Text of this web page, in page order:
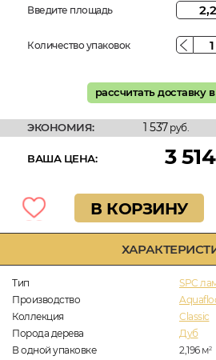
Тип
SPC
Производство
Коллекция
Classic
Порода дерева
Дуб
В одной упаковке
2,196 м2
Введите площадь
Количество упаковок
рассчитать доставку
ЭКОНОМИЯ: 1 537руб.
ВАША ЦЕНА: 3 514
В КОРЗИНУ